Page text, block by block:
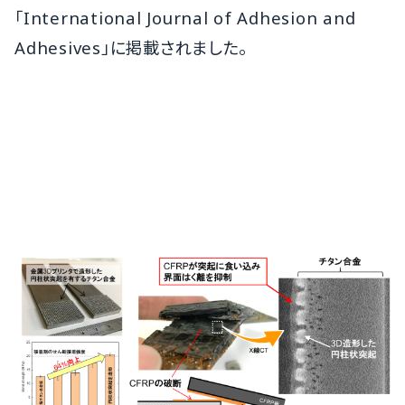
「International Journal of Adhesion and
Adhesives」に掲載されました。